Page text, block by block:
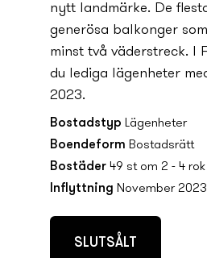
ny­tt landmärke. De
generösa balkonger
minst två väderstreck. I
du lediga lägenheter
2023.
Bostadstyp Lägenheter
Boendeform Bostadsrätt
Bostäder 49 st om 2 - 4 rok
Inflyttning November
SLUTSÅLT